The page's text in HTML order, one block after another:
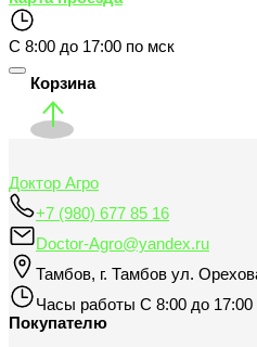
С 8:00 до 17:00 по мск
Корзина
Доктор Агро
+7 (980) 677 85 16
Doctor-Agro@yandex.ru
Тамбов, г. Тамбов ул.
Часы работы С 8:00 до 17:00
Покупателю